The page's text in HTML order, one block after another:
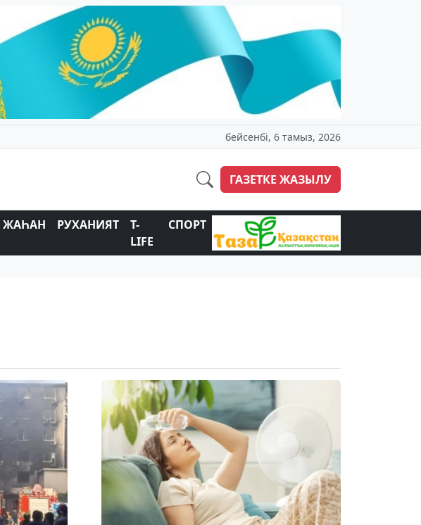
бейсенбі, 6 тамыз, 2026
ГАЗЕТКЕ ЖАЗЫЛУ
ЖАҺАН РУХАНИЯТ
T-
LIFE
СПОРТ